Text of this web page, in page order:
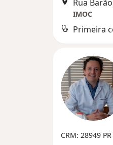
IMOC
CRM: 28949 PR